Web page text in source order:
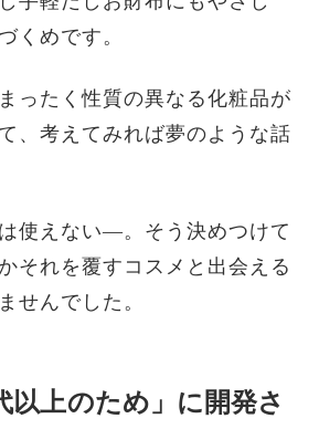
くめです。
ったく性質の異なる化粧品が
、考えてみれば夢のような話
使えない―。そう決めつけて
それを覆すコスメと出会える
せんでした。
以上のため」に開発さ